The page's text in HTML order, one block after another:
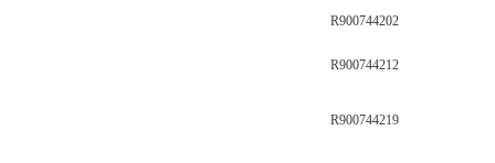
R900744202
R900744212
R900744219